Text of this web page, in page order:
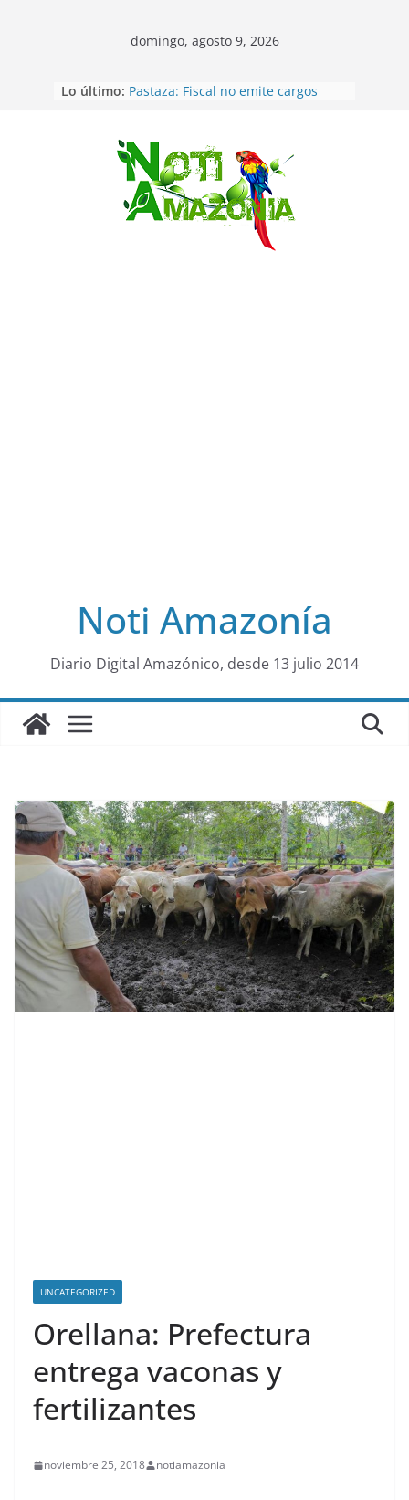
Saltar
al
domingo, agosto 9, 2026
Lo último: Pastaza: Fiscal no emite cargos
con una menor de10 años en
frontera sur
Napo: presunto sicariato en cantón
Archidona
Ecuador: dos jóvenes de 22 años
desaparecidos fueron encontrados
muertos en Puerto lopez
Noti Amazonía
Diario Digital Amazónico, desde 13 julio 2014
UNCATEGORIZED
Orellana: Prefectura
entrega vaconas y
fertilizantes
noviembre 25, 2018 notiamazonia